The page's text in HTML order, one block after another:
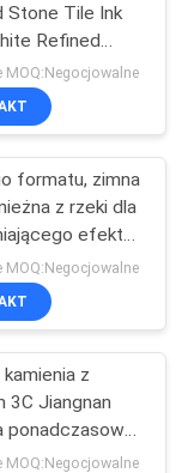
44
z
29
Stone Tile Ink
Refined
Lines
MOQ:Negocjowalne
formatu, zimna
z rzeki dla
efektu
MOQ:Negocjowalne
kamienia z
3C Jiangnan
ponadczasowej
stołowa
MOQ:Negocjowalne